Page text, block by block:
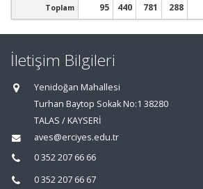
Toplam 95 440 781 288
İletişim Bilgileri
Yenidoğan Mahallesi
Turhan Baytop Sokak No:1 38280
TALAS / KAYSERİ
aves@erciyes.edu.tr
0 352 207 66 66
0 352 207 66 67